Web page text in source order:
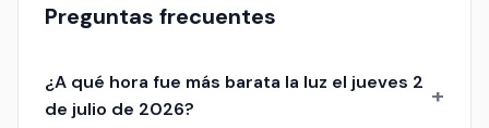
Preguntas frecuentes
¿A qué hora fue más barata la luz el jueves 2
de julio de 2026?